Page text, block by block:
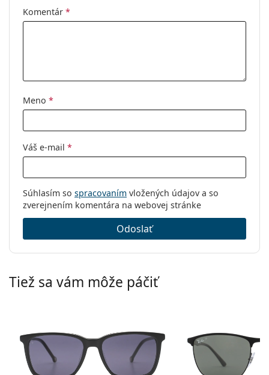
Komentár *
Meno *
Váš e-mail *
Súhlasím so spracovaním vložených údajov a so
zverejnením komentára na webovej stránke
Odoslať
Tiež sa vám môže páčiť